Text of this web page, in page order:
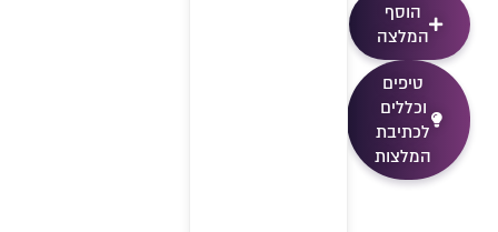
הוסף
המלצה
טיפים
וכללים
לכתיבת
המלצות